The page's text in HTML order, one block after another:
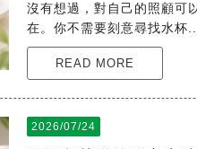
沒有想過，對自己的照顧
在。你不需要刻意尋找水杯
READ MORE
2026/07/24